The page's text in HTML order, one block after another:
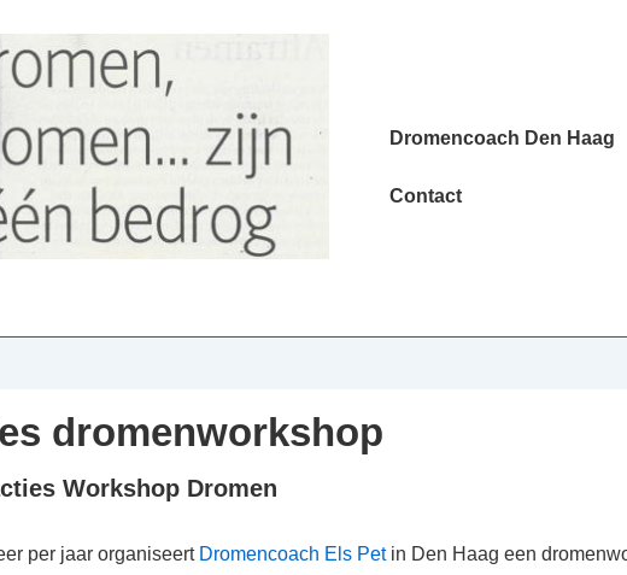
Hoofd
Dromencoach Den Haag
Contact
dromenworkshop
Workshop Dromen
per jaar organiseert Dromencoach Els Petin Den Haag een